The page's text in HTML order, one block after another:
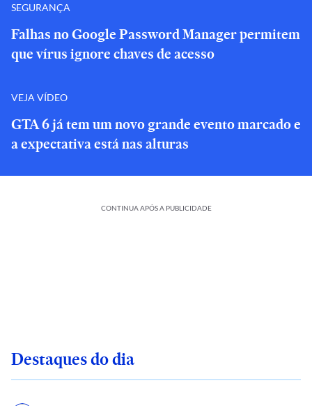
SEGURANÇA
Falhas no Google Password Manager permitem
que vírus ignore chaves de acesso
VEJA VÍDEO
GTA 6 já tem um novo grande evento marcado e
a expectativa está nas alturas
CONTINUA APÓS A PUBLICIDADE
Destaques do dia